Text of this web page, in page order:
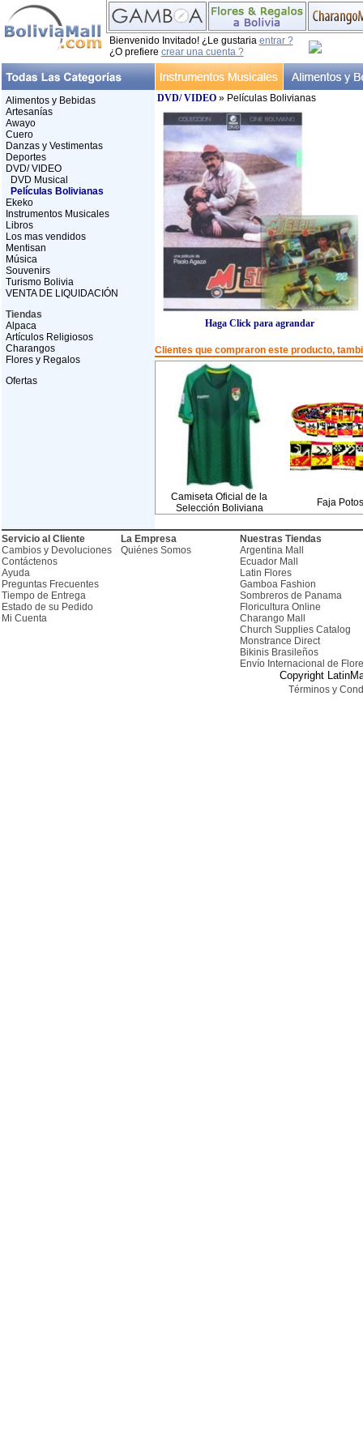
Bienvenido Invitado! ¿Le gustaria entrar ?
¿O prefiere crear una cuenta ?
Alimentos y Bebidas
Artesanías
Awayo
Cuero
Danzas y Vestimentas
Deportes
DVD/ VIDEO
DVD Musical
Películas Bolivianas
Ekeko
Instrumentos Musicales
Libros
Los mas vendidos
Mentisan
Música
Souvenirs
Turismo Bolivia
VENTA DE LIQUIDACIÓN
Tiendas
Alpaca
Artículos Religiosos
Charangos
Flores y Regalos
Ofertas
DVD/ VIDEO» Películas Bolivianas
Haga Click para agrandar
Clientes que compraron este producto,
Camiseta Oficial de la
Selección Boliviana
Faja
Servicio al Cliente
Cambios y Devoluciones
Contáctenos
Ayuda
Preguntas Frecuentes
Tiempo de Entrega
Estado de su Pedido
Mi Cuenta
La Empresa
Quiénes Somos
Nuestras Tiendas
Argentina Mall
Ecuador Mall
Latin Flores
Gamboa Fashion
Sombreros de Panama
Floricultura Online
Charango Mall
Church Supplies Catalog
Monstrance Direct
Bikinis Brasileños
Envío Internacional de
Copyright
Términos y